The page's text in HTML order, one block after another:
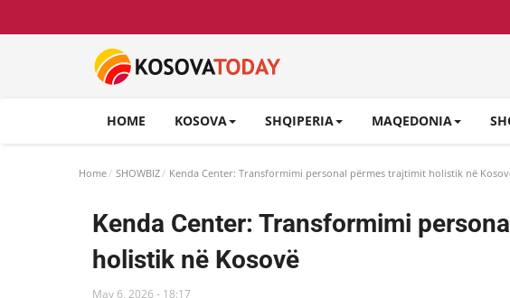
HOME KOSOVA SHQIPERIA MAQEDONIA
Home SHOWBIZ Kenda Center: Transformimi personal përmes trajtimit holistik në
Kenda Center: Transformimi
holistik në Kosovë
May 6, 2026 - 18:17